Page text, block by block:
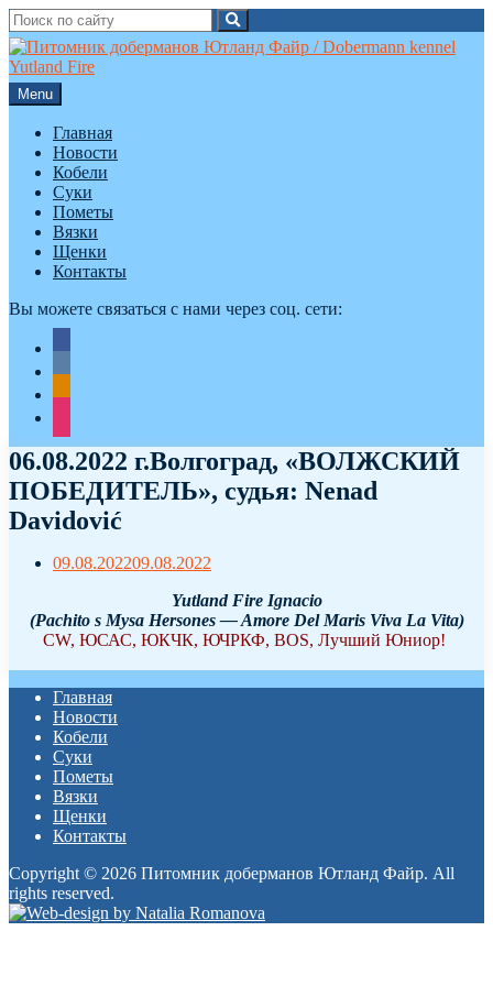
Search
for:
Search
Skip
to
content
Menu
Главная
Новости
Кобели
Суки
Пометы
Вязки
Щенки
Контакты
Вы можете связаться с нами через соц. сети:
06.08.2022 г.Волгоград, «ВОЛЖСКИЙ
ПОБЕДИТЕЛЬ», судья: Nenad
Davidović
09.08.202209.08.2022
Yutland Fire Ignacio
(Pachito s Mysa Hersones — Amore Del Maris Viva La Vita)
CW, ЮСАС, ЮКЧК, ЮЧРКФ, BOS, Лучший Юниор!
Главная
Новости
Кобели
Суки
Пометы
Вязки
Щенки
Контакты
Copyright © 2026 Питомник доберманов Ютланд Файр. All
rights reserved.